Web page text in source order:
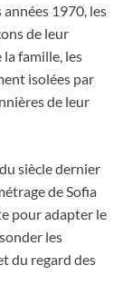
1970, les
de leur
famille, les
isolées par
de leur
siècle dernier
de Sofia
pour adapter le
les
du regard des